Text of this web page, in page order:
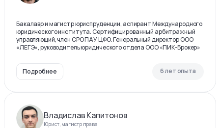
Бакалавр и магистр юриспруденции, аспирант Международного
юридического института. Сертифицированный арбитражный
управляющий, член СРО ПАУ ЦФО. Генеральный директор ООО
«ЛЕГЭ», руководитель юридического отдела ООО «ПИК-Брокер»
Подробнее 6 лет опыта
Владислав Капитонов
Юрист, магистр права